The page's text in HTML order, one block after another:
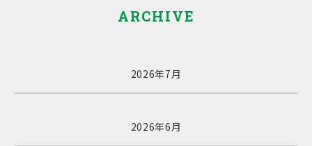
ARCHIVE
2026年7月
2026年6月